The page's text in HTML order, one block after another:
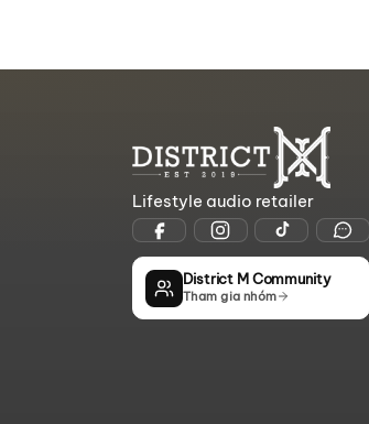
Lifestyle audio retailer
District M Community
Tham gia nhóm